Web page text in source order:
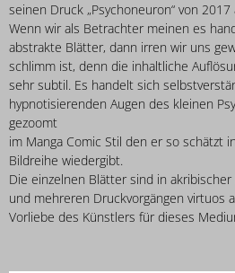
seinen Druck „Psychoneuron“ von 2017
Wenn wir als Betrachter meinen es
abstrakte Blätter, dann irren wir uns
schlimm ist, denn die inhaltliche
sehr subtil. Es handelt sich
hypnotisierenden Augen des kleinen
gezoomt
im Manga Comic Stil den er so schätzt
Bildreihe wiedergibt.
Die einzelnen Blätter sind in
und mehreren Druckvorgängen virtuos
Vorliebe des Künstlers für dieses